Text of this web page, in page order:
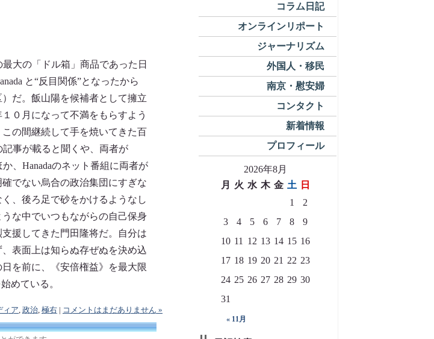
大の「ドル箱」商品であった日
と“反目関係”となったから
だ。飯山陽を候補者として擁立
０月になって不満をもらすよう
の間継続して手を焼いてきた百
記事が載ると聞くや、両者が
、Hanadaのネット番組に両者が
でない烏合の政治集団にすぎな
、後ろ足で砂をかけるようなし
な中でいつもながらの自己保身
援してきた門田隆将だ。自分は
表面上は知らぬ存ぜぬを決め込
を前に、《安倍権益》を最大限
めている。
ィア, 政治, 極右|
コメントはまだありません »
コラム日記
オンラインリポート
ジャーナリズム
外国人・移民
南京・慰安婦
コンタクト
新着情報
プロフィール
2026年8月
月 火 水 木 金 土 日
« 11月
1
2
3
4 5 6 7 8
9
10 11 12 13 14 15 16
17 18 19 20 21 22 23
24 25 26 27 28 29 30
31